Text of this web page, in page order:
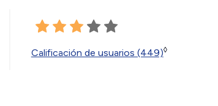
Calificación de usuarios (449)◊